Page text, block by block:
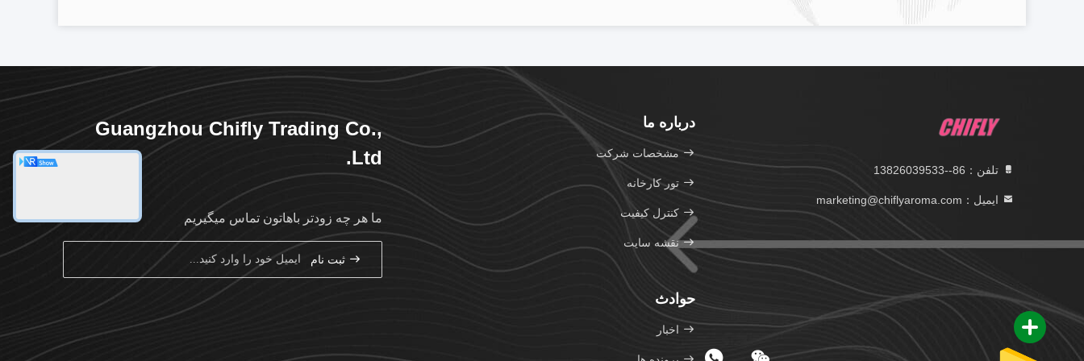
تلفن：86--13826039533
ایمیل：marketing@chiflyaroma.com
درباره ما
مشخصات شرکت
تور کارخانه
کنترل کیفیت
نقشه سایت
حوادث
اخبار
Guangzhou Chifly Trading Co.,
Ltd.
ما هر چه زودتر باهاتون تماس ميگيريم
ثبت نام